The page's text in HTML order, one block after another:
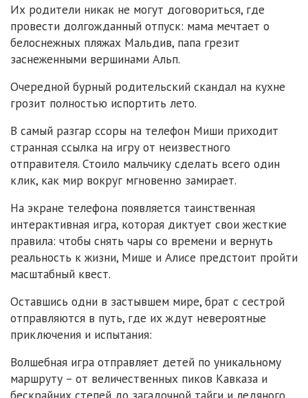
Их родители никак не могут договориться, где
провести долгожданный отпуск: мама мечтает о
белоснежных пляжах Мальдив, папа грезит
заснеженными вершинами Альп.
Очередной бурный родительский скандал на кухне
грозит полностью испортить лето.
В самый разгар ссоры на телефон Миши приходит
странная ссылка на игру от неизвестного
отправителя. Стоило мальчику сделать всего один
клик, как мир вокруг мгновенно замирает.
На экране телефона появляется таинственная
интерактивная игра, которая диктует свои жесткие
правила: чтобы снять чары со времени и вернуть
реальность к жизни, Мише и Алисе предстоит пройти
масштабный квест.
Оставшись одни в застывшем мире, брат с сестрой
отправляются в путь, где их ждут невероятные
приключения и испытания:
Волшебная игра отправляет детей по уникальному
маршруту – от величественных пиков Кавказа и